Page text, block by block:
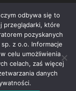
zastrzeżone
odbywa się to
przeglądarki, które
pozyskanych
z o.o. Informacje
celu umożliwienia
celach, zaś więcej
danych